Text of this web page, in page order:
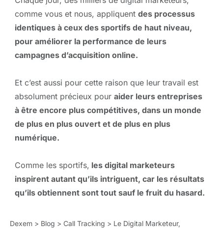
comme vous et nous, appliquent des processus
identiques à ceux des sportifs de haut niveau,
pour améliorer la performance de leurs
campagnes d’acquisition online.
Et c’est aussi pour cette raison que leur travail est
absolument précieux pour aider leurs entreprises
à être encore plus compétitives, dans un monde
de plus en plus ouvert et de plus en plus
numérique.
Comme les sportifs, les digital marketeurs
inspirent autant qu’ils intriguent, car les résultats
qu’ils obtiennent sont tout sauf le fruit du hasard.
Dexem > Blog > Call Tracking > Le Digital Marketeur,